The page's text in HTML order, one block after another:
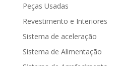
Peças Usadas
Revestimento e Interiores
Sistema de aceleração
Sistema de Alimentação